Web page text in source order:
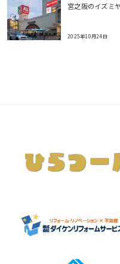
宮之阪のイズミ
2025年10月24日